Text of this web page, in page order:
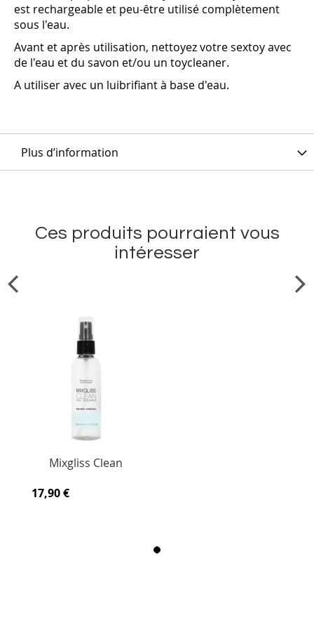
est rechargeable et peu-être utilisé complètement
sous l'eau.
Avant et après utilisation, nettoyez votre sextoy avec
de l'eau et du savon et/ou un toycleaner.
A utiliser avec un luibrifiant à base d'eau.
Plus d’information
Ces produits pourraient vous
intéresser
Mixgliss Clean
17,90 €